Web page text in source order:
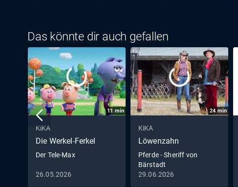
Das könnte dir auch gefallen
11 min
KiKA
Die Werkel-Ferkel
Der Tele-Max
26.05.2026
24min
KiKA
Löwenzahn
Pferde - Sheriff von
Bärstadt
29.06.2026